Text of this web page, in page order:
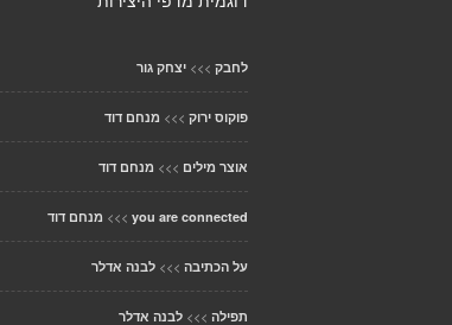
לחבק >>> יצחק גור
פוקוס ירוק >>> מנחם דוד
אוצר מילים >>> מנחם דוד
you are connected
>>> מנחם דוד
על הכתיבה >>> לבנה אדלר
תפילה >>> לבנה אדלר